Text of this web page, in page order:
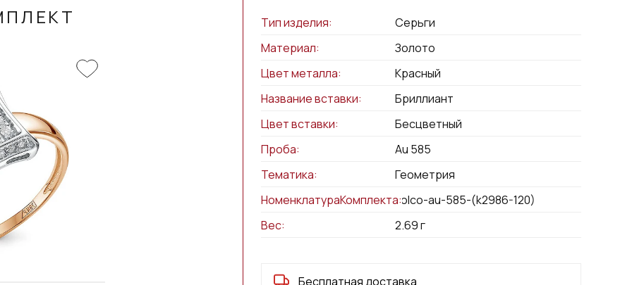
Тип изделия:
Серьги
Материал:
Золото
Цвет металла:
Красный
Название вставки:
Бриллиант
Цвет вставки:
Бесцветный
Проба:
Au 585
Тематика:
Геометрия
НоменклатураКомплекта:kolco-au-585-(k2986-120)
Вес:
2.69г
Бесплатная доставка